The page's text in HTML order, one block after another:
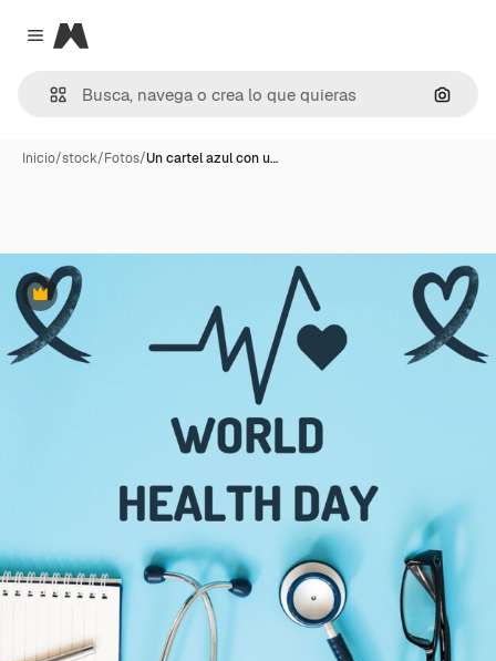
Close menu
Magnific
Inicio/stock/Fotos/Un cartel azul con u…
Premium